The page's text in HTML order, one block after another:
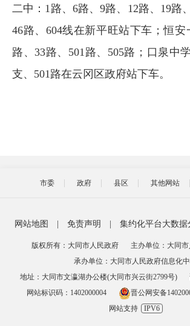
二中：1路、6路、9路、12路、19路
46路、604线在新平旺站下车；恒安
路、33路、501路、505路；口泉中
支、501路在云冈区政府站下车。
市委 政府 县区 其他网站
网站地图 免责声明 集约化平台大数据
版权所有：大同市人民政府
主办单位：大同
承办单位：大同市人民政府信息化
地址：大同市文瀛湖办公楼(大同市兴云街2799号)
网站标识码：1402000004
晋公网安备
网站支持
IPV6